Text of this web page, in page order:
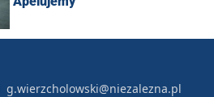
g.wierzcholowski@niezalezna.pl